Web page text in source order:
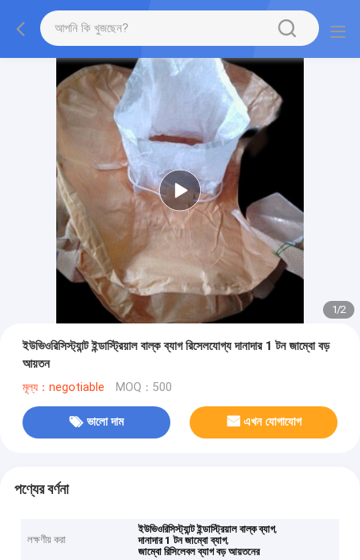
1/2
ইউভিওরিসিস্ট্যান্ট ইন্ডাস্ট্রিয়াল বাল্ক ব্যাগ রিসেলযোগ্য দানাদার 1 টন জাম্বো বড়
আয়তন
মূল্য：negotiable MOQ：500
ভালো দাম এখন যোগাযোগ
পণ্যের বর্ণনা
লক্ষণীয় করা
ইউভিওরিসিস্ট্যান্ট ইন্ডাস্ট্রিয়াল বাল্ক ব্যাগ,
দানাদার 1 টন জাম্বো ব্যাগ,
জাম্বো রিসিলেবল ব্যাগ বড় আয়তনের